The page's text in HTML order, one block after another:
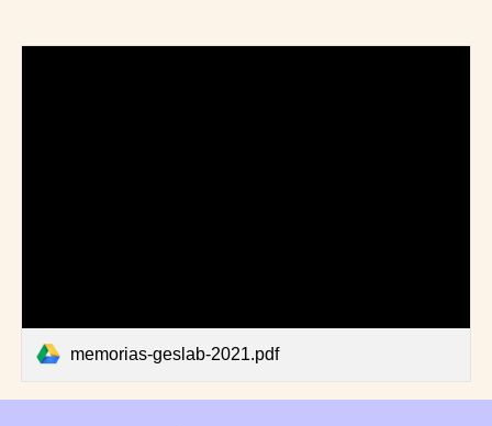
memorias-geslab-2021.pdf